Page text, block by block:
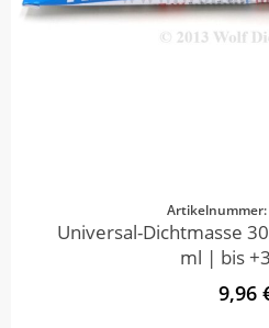
Artikelnummer:
Universal-Dichtmasse
ml | bis
9,96